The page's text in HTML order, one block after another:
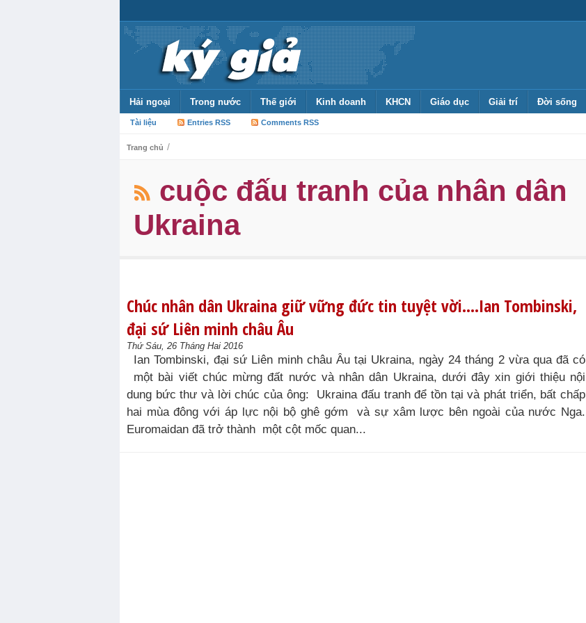
Hải ngoại Trong nước Thế giới Kinh doanh KHCN Giáo dục Giải trí Đời sống
Tài liệu Entries RSS Comments RSS
Trang chủ /
cuộc đấu tranh của nhân dân
Ukraina
Chúc nhân dân Ukraina giữ vững đức tin tuyệt vời….Ian Tombinski,
đại sứ Liên minh châu Âu
Thứ Sáu, 26 Tháng Hai 2016
Ian Tombinski, đại sứ Liên minh châu Âu tại Ukraina, ngày 24 tháng 2 vừa qua đã có
một bài viết chúc mừng đất nước và nhân dân Ukraina, dưới đây xin giới thiệu nội
dung bức thư và lời chúc của ông: Ukraina đấu tranh để tồn tại và phát triển, bất chấp
hai mùa đông với áp lực nội bộ ghê gớm và sự xâm lược bên ngoài của nước Nga.
Euromaidan đã trở thành một cột mốc quan...